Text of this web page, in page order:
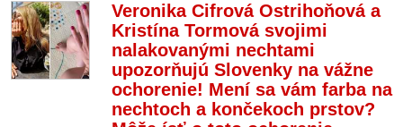
Veronika Cifrová Ostrihoňová a
Kristína Tormová svojimi
nalakovanými nechtami
upozorňujú Slovenky na vážne
ochorenie! Mení sa vám farba na
nechtoch a končekoch prstov?